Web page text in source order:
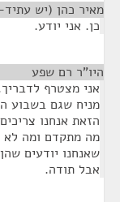
מאיר כהן (יש
כן. אני יודע.
היו"ר רם שפע
אני מצטרף
מניח שגם בשבוע
הזאת אנחנו
מה מתקדם ומה לא
שאנחנו יודעים
אבל תודה.